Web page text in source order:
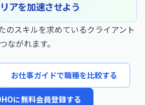
アを加速させよう
のスキルを求めているクライアント
ながれます。
お仕事ガイドで職種を比較する
に無料会員登録する